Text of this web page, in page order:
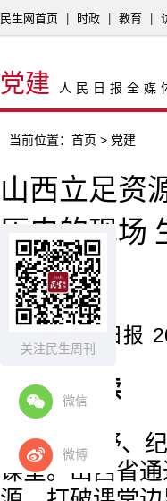
关注民生周刊
微信
微博
民生网首页 时政 教育
党建 人民日报全媒
当前位置： 首页 > 党建
山西立足资
历史的现场
上）
来源：人民日报
核心阅读
山水田野、
课堂。山西省